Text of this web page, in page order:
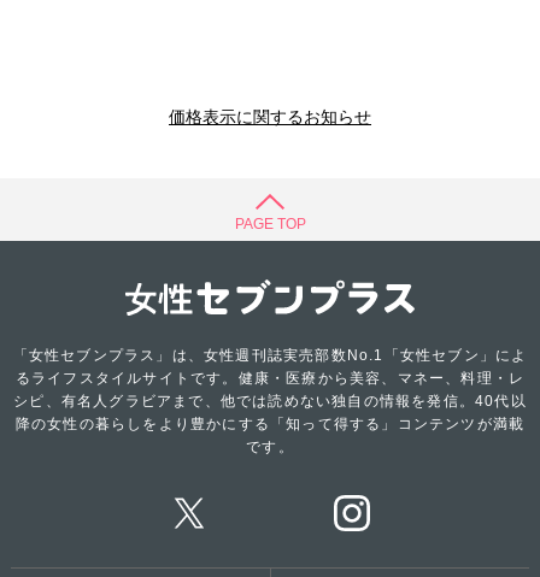
価格表示に関するお知らせ
PAGE TOP
「女性セブンプラス」は、女性週刊誌実売部数No.1「女性セブン」によ
るライフスタイルサイトです。健康・医療から美容、マネー、料理・レ
シピ、有名人グラビアまで、他では読めない独自の情報を発信。40代以
降の女性の暮らしをより豊かにする「知って得する」コンテンツが満載
です。